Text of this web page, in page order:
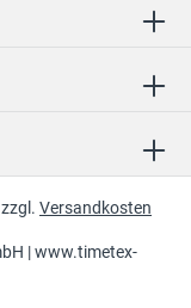
|www.timetex-
Versandkosten